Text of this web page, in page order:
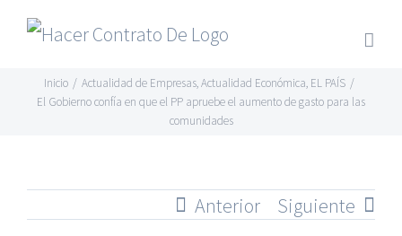
Skip
content
Inicio / Actualidad de Empresas,Actualidad Económica, EL PAÍS /
El Gobierno confía en que el PP apruebe el aumento de gasto para las
comunidades
Anterior Siguiente